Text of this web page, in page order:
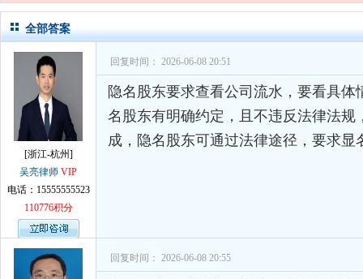
孙术校律师对律师您好。我是2018年
孙术校律师对
孙术校律师对邻居房基地侵权，中院
孙术校律师 对 在保定上班两年了，一
孙术校律师对你好，我2016年离的婚
孙术校律师对夫妻共同财产假如妻子
孙术校律师对
全部答案
[浙江-杭州]
吴亮律师 VIP
电话：15555555523
110776积分
回复时间： 2026-06-08 20:51
隐名股东要求查看公司流水，要看具
名股东有明确约定，且不违反法律法规
成，隐名股东可通过法律途径，要求显
回复时间： 2026-06-08 20:55